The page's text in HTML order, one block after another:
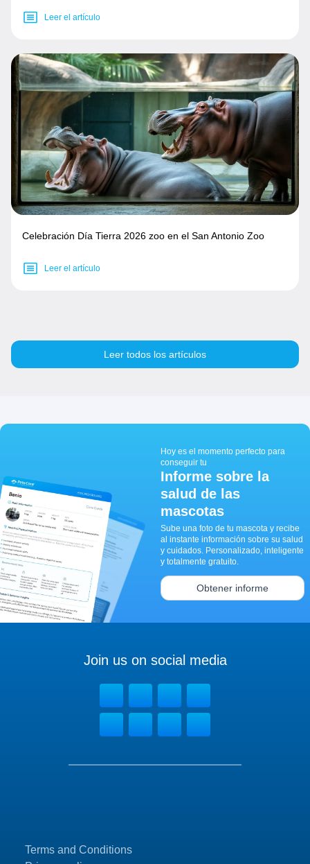
Leer el artículo
Celebración Día Tierra 2026 zoo en el San Antonio Zoo
Leer el artículo
Leer todos los artículos
Hoy es el momento perfecto para
conseguir tu
Informe sobre la
salud de las
mascotas
Sube una foto de tu mascota y recibe
al instante información sobre su salud
y cuidados. Personalizado, inteligente
y totalmente gratuito.
Obtener informe
Terms and Conditions
Join us on social media